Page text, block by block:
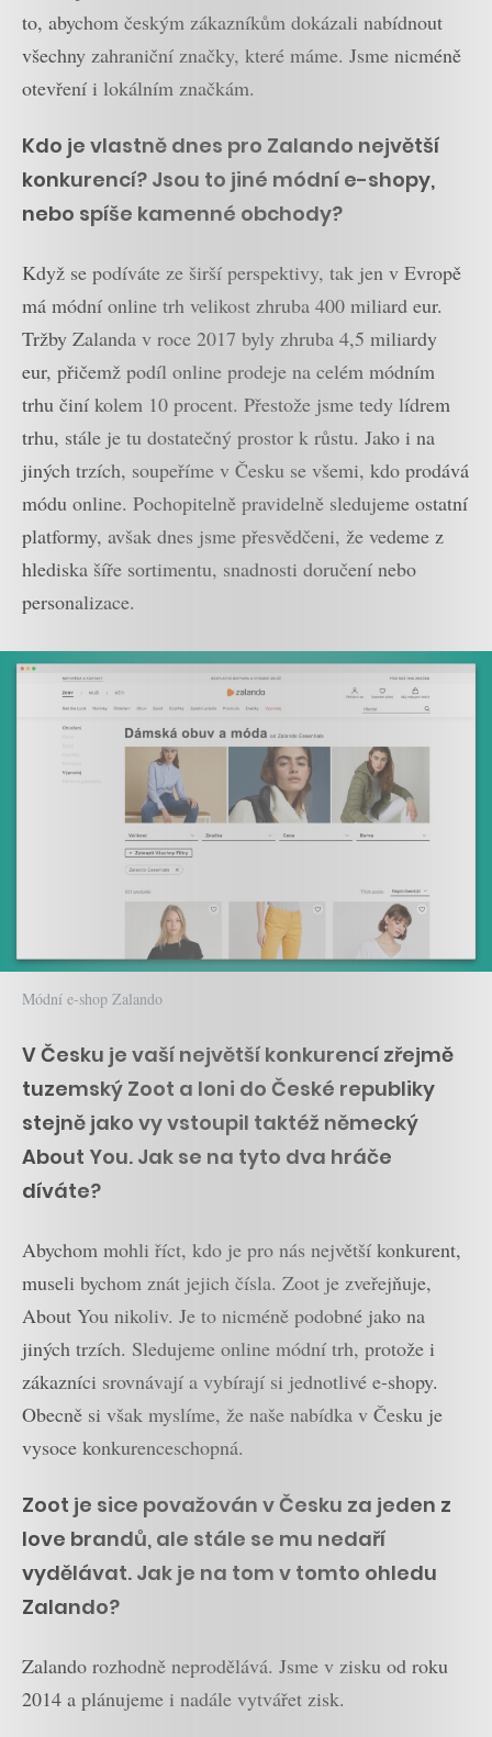
to, abychom českým zákazníkům dokázali nabídnout
všechny zahraniční značky, které máme. Jsme nicméně
otevření i lokálním značkám.
Kdo je vlastně dnes pro Zalando největší
konkurencí? Jsou to jiné módní e-shopy,
nebo spíše kamenné obchody?
Když se podíváte ze širší perspektivy, tak jen v Evropě
má módní online trh velikost zhruba 400 miliard eur.
Tržby Zalanda v roce 2017 byly zhruba 4,5 miliardy
eur, přičemž podíl online prodeje na celém módním
trhu činí kolem 10 procent. Přestože jsme tedy lídrem
trhu, stále je tu dostatečný prostor k růstu. Jako i na
jiných trzích, soupeříme v Česku se všemi, kdo prodává
módu online. Pochopitelně pravidelně sledujeme ostatní
platformy, avšak dnes jsme přesvědčeni, že vedeme z
hlediska šíře sortimentu, snadnosti doručení nebo
personalizace.
Módní e-shop Zalando
V Česku je vaší největší konkurencí zřejmě
tuzemský Zoot a loni do České republiky
stejně jako vy vstoupil taktéž německý
About You. Jak se na tyto dva hráče
díváte?
Abychom mohli říct, kdo je pro nás největší konkurent,
museli bychom znát jejich čísla. Zoot je zveřejňuje,
About You nikoliv. Je to nicméně podobné jako na
jiných trzích. Sledujeme online módní trh, protože i
zákazníci srovnávají a vybírají si jednotlivé e-shopy.
Obecně si však myslíme, že naše nabídka v Česku je
vysoce konkurenceschopná.
Zoot je sice považován v Česku za jeden z
love brandů, ale stále se mu nedaří
vydělávat. Jak je na tom v tomto ohledu
Zalando?
Zalando rozhodně neprodělává. Jsme v zisku od roku
2014 a plánujeme i nadále vytvářet zisk.